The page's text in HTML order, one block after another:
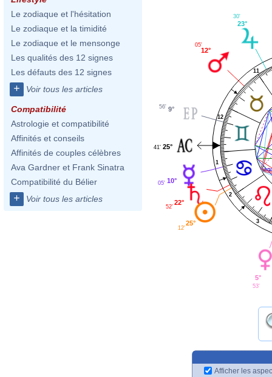
Le zodiaque et l'hésitation
Le zodiaque et la timidité
Le zodiaque et le mensonge
Les qualités des 12 signes
Les défauts des 12 signes
+ Voir tous les articles
Compatibilité
Astrologie et compatibilité
Affinités et conseils
Affinités de couples célèbres
Ava Gardner et Frank Sinatra
Compatibilité du Bélier
+ Voir tous les articles
1
2
3
11
12
23°
30'
12°
05'
9°
56'
25°
41'
10°
05'
22°
52'
25°
12'
5°
53'
Afficher les